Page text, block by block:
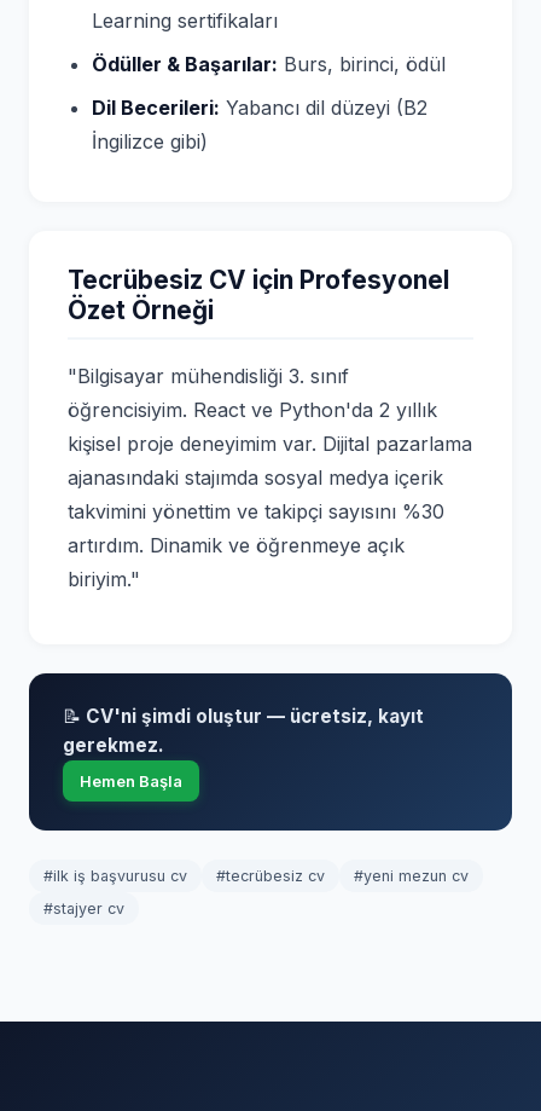
Learning sertifikaları
Ödüller & Başarılar: Burs, birinci, ödül
Dil Becerileri: Yabancı dil düzeyi (B2
İngilizce gibi)
Tecrübesiz CV için Profesyonel
Özet Örneği
"Bilgisayar mühendisliği 3. sınıf
öğrencisiyim. React ve Python'da 2 yıllık
kişisel proje deneyimim var. Dijital pazarlama
ajanasındaki stajımda sosyal medya içerik
takvimini yönettim ve takipçi sayısını %30
artırdım. Dinamik ve öğrenmeye açık
biriyim."
📝 CV'ni şimdi oluştur — ücretsiz, kayıt
gerekmez.
Hemen Başla
#ilk iş başvurusu cv #tecrübesiz cv
#yeni mezun cv
#stajyer cv